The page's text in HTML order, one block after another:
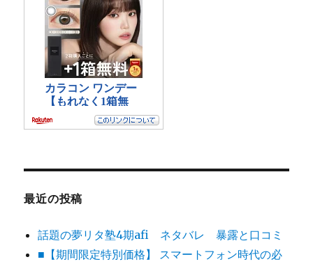
最近の投稿
話題の夢リタ塾4期afi ネタバレ 暴露と口コミ
■【期間限定特別価格】 スマートフォン時代の必